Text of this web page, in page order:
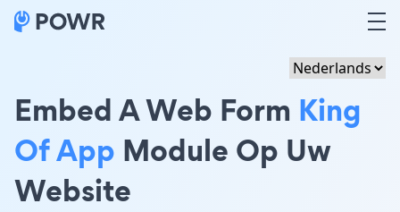
Embed A Web Form King
Of App Module Op Uw
Website